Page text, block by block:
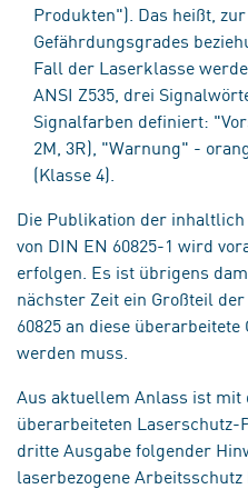
Produkten"). Das heißt,
Gefährdungsgrades
Fall der Laserklasse
ANSI Z535, drei
Signalfarben definiert:
2M, 3R), "Warnung" -
(Klasse 4).
Die Publikation der
von DIN EN 60825-1 wird
erfolgen. Es ist übrigens
nächster Zeit ein Großteil
60825 an diese
werden muss.
Aus aktuellem Anlass ist mit
überarbeiteten
dritte Ausgabe folgender
laserbezogene